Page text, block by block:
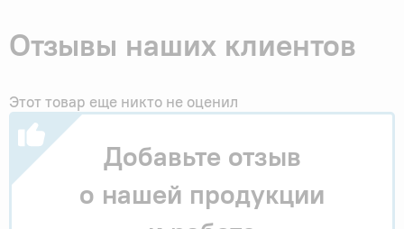
Отзывы наших клиентов
Этот товар еще никто не оценил
Добавьте отзыв
о нашей продукции